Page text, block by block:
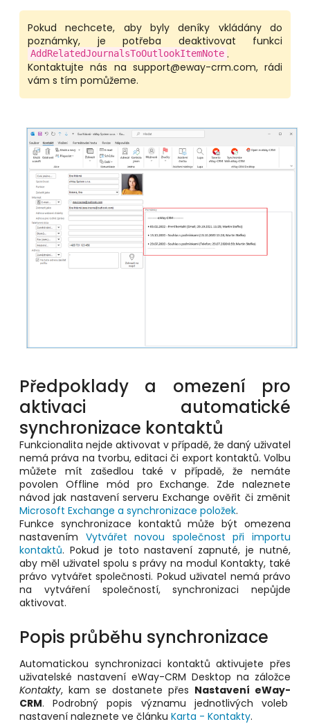
Pokud nechcete, aby byly deníky vkládány do
poznámky, je potřeba deaktivovat funkci
AddRelatedJournalsToOutlookItemNote .
Kontaktujte nás na support@eway-crm.com, rádi
vám s tím pomůžeme.
Předpoklady a omezení pro
aktivaci automatické
synchronizace kontaktů
Funkcionalita nejde aktivovat v případě, že daný uživatel
nemá práva na tvorbu, editaci či export kontaktů. Volbu
můžete mít zašedlou také v případě, že nemáte
povolen Offline mód pro Exchange. Zde naleznete
návod jak nastavení serveru Exchange ověřit či změnit
Microsoft Exchange a synchronizace položek.
Funkce synchronizace kontaktů může být omezena
nastavením Vytvářet novou společnost při importu
kontaktů. Pokud je toto nastavení zapnuté, je nutné,
aby měl uživatel spolu s právy na modul Kontakty, také
právo vytvářet společnosti. Pokud uživatel nemá právo
na vytváření společností, synchronizaci nepůjde
aktivovat.
Popis průběhu synchronizace
Automatickou synchronizaci kontaktů aktivujete přes
uživatelské nastavení eWay-CRM Desktop na záložce
Kontakty, kam se dostanete přes Nastavení eWay-
CRM. Podrobný popis významu jednotlivých voleb
nastavení naleznete ve článku Karta - Kontakty.